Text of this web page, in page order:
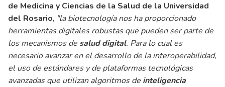
de Medicina y Ciencias de la Salud de la Universidad
del Rosario, "la biotecnología nos ha proporcionado
herramientas digitales robustas que pueden ser parte de
los mecanismos de salud digital. Para lo cual es
necesario avanzar en el desarrollo de la interoperabilidad,
el uso de estándares y de plataformas tecnológicas
avanzadas que utilizan algoritmos de inteligencia